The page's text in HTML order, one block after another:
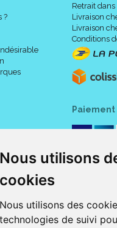
Nous utilisons
cookies
Nous utilisons des
technologies de suivi
?
Retrait
Livraison
Livraison
Conditions
à Albert
(80300) est une pharmacie
albert.fr " est le site internet de la